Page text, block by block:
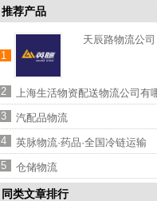
推荐产品
1
天辰路物流公司
2
上海生活物资配送物流公司有
海生活物资配送物流公司推荐
方式】
3
汽配品物流
4
英脉物流·药品·全国冷链运输
5
仓储物流
同类文章排行